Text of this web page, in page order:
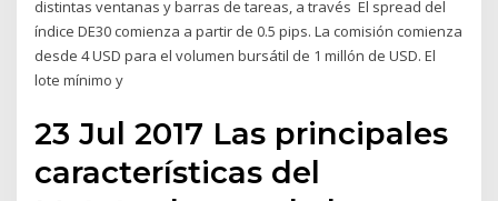
distintas ventanas y barras de tareas, a través El spread del
índice DE30 comienza a partir de 0.5 pips. La comisión comienza
desde 4 USD para el volumen bursátil de 1 millón de USD. El
lote mínimo y
23 Jul 2017 Las principales
características del